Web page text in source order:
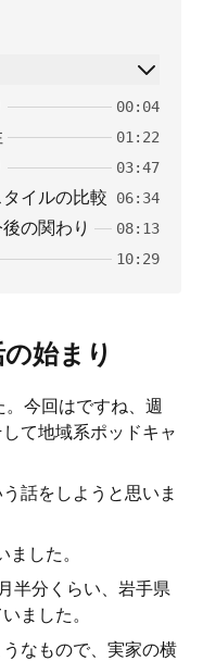
00:04
01:22
03:47
イルの比較 06:34
の関わり 08:13
10:29
始まり
今回はですね、週
て地域系ポッドキャ
話をしようと思いま
した。
半分くらい、岩手県
ました。
なもので、実家の横